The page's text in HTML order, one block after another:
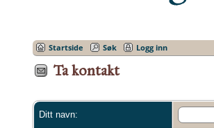
Startside Søk Logg inn
Ta kontakt
Ditt navn: